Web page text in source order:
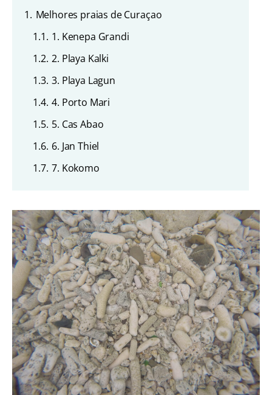
1. Melhores praias de Curaçao
1.1. 1. Kenepa Grandi
1.2. 2. Playa Kalki
1.3. 3. Playa Lagun
1.4. 4. Porto Mari
1.5. 5. Cas Abao
1.6. 6. Jan Thiel
1.7. 7. Kokomo